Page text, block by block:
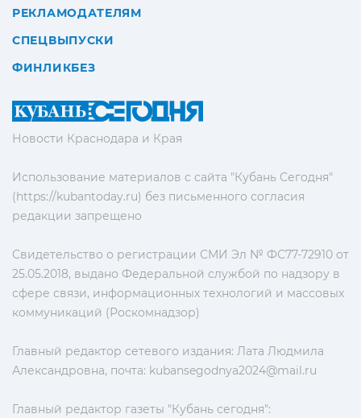
Новости Краснодара и Края
Использование материалов с сайта "Кубань Сегодня"
(https://kubantoday.ru) без письменного согласия
редакции запрещено
Свидетельство о регистрации СМИ Эл № ФС77-72910 от
25.05.2018, выдано Федеральной службой по надзору в
сфере связи, информационных технологий и массовых
коммуникаций (Роскомнадзор)
Главный редактор сетевого издания: Лата Людмила
Александровна, почта: kubansegodnya2024@mail.ru
Главный редактор газеты "Кубань сегодня":
РЕКЛАМОДАТЕЛЯМ
СПЕЦВЫПУСКИ
ФИНЛИКБЕЗ